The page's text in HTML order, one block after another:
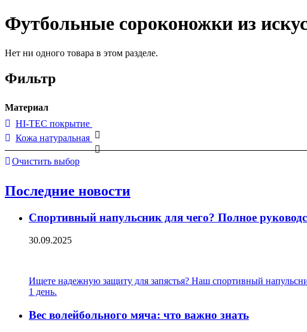
Футбольные сороконожки из
Нет ни одного товара в этом разделе.
Фильтр
Материал
HI-TEC покрытие
Кожа натуральная
Очистить выбор
Последние новости
Спортивный напульсник для чего? Полное
30.09.2025
Ищете надежную защиту для запястья? Наш спортивный
1 день.
Вес волейбольного мяча: что важно знать